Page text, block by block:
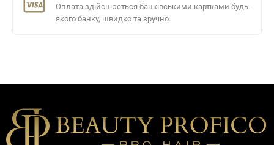
Оплата здійснюється банківськими картками будь-
якого банку, швидко та зручно.